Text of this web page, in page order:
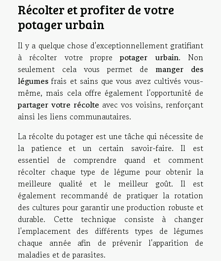
Récolter et profiter de votre
potager urbain
Il y a quelque chose d'exceptionnellement gratifiant
à récolter votre proprepotager urbain. Non
seulement cela vous permet de manger des
légumes frais et sains que vous avez cultivés vous-
même, mais cela offre également l'opportunité de
partager votre récolte avec vos voisins, renforçant
ainsi les liens communautaires.
La récolte du potager est une tâche qui nécessite de
la patience et un certain savoir-faire. Il est
essentiel de comprendre quand et comment
récolter chaque type de légume pour obtenir la
meilleure qualité et le meilleur goût. Il est
également recommandé de pratiquer la rotation
des cultures pour garantir une production robuste et
durable. Cette technique consiste à changer
l'emplacement des différents types de légumes
chaque année afin de prévenir l'apparition de
maladies et de parasites.